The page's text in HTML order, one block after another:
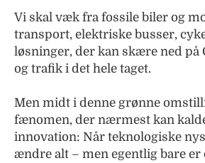
Vi skal væk fra fossile biler og
transport, elektriske busser,
løsninger, der kan skære ned på
og trafik i det hele taget.
Men midt i denne grønne
fænomen, der nærmest kan
innovation: Når teknologiske
ændre alt – men egentlig bare